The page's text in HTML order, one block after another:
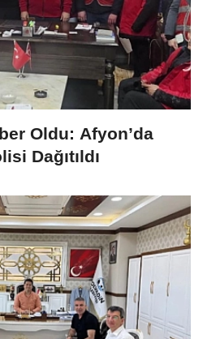
Oldu: Afyon’da
Dağıtıldı